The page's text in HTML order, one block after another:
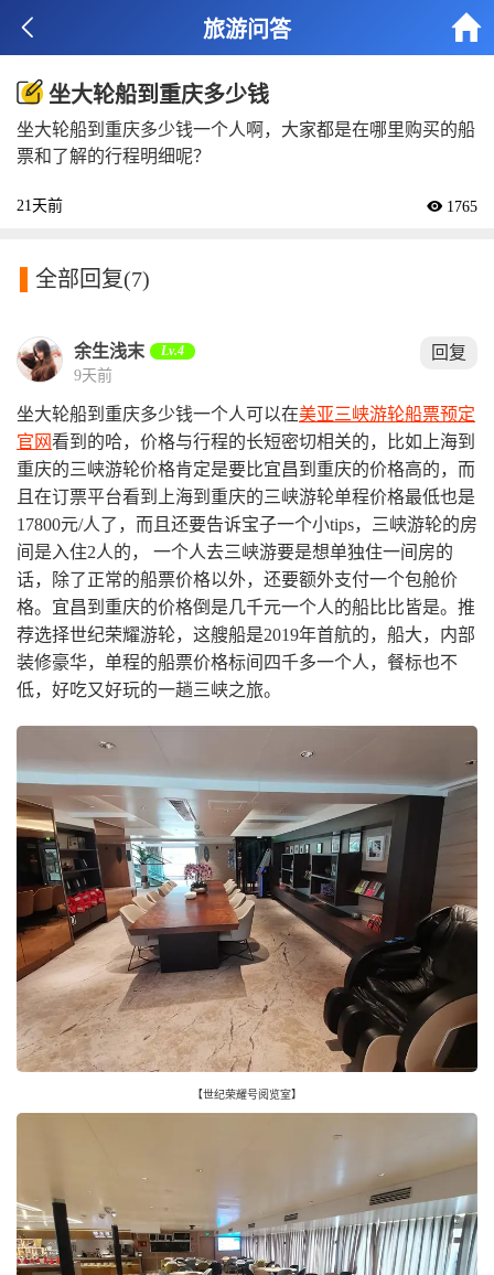
 旅游问答 
坐大轮船到重庆多少钱
坐大轮船到重庆多少钱一个人啊，大家都是在哪里购买的船
票和了解的行程明细呢？
21天前  1765
全部回复(7)
余生浅末 Lv.4
9天前
回复
坐大轮船到重庆多少钱一个人可以在美亚三峡游轮船票预定
官网看到的哈，价格与行程的长短密切相关的，比如上海到
重庆的三峡游轮价格肯定是要比宜昌到重庆的价格高的，而
且在订票平台看到上海到重庆的三峡游轮单程价格最低也是
17800元/人了，而且还要告诉宝子一个小tips，三峡游轮的房
间是入住2人的， 一个人去三峡游要是想单独住一间房的
话，除了正常的船票价格以外，还要额外支付一个包舱价
格。宜昌到重庆的价格倒是几千元一个人的船比比皆是。推
荐选择世纪荣耀游轮，这艘船是2019年首航的，船大，内部
装修豪华，单程的船票价格标间四千多一个人，餐标也不
低，好吃又好玩的一趟三峡之旅。
【世纪荣耀号阅览室】